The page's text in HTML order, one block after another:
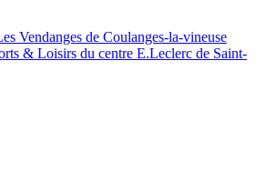
Vendanges de Coulanges-la-vineuse
& Loisirs du centre E.Leclerc de Saint-